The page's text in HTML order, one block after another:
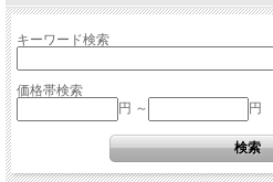
キーワード検索
価格帯検索
円 ～
円